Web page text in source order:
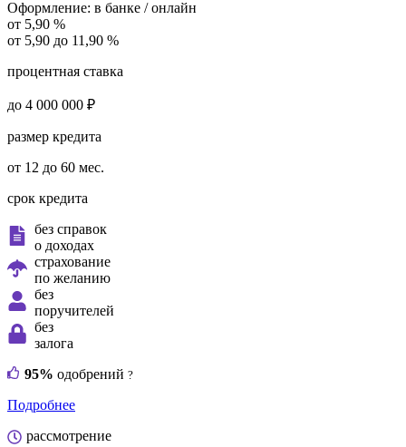
Оформление: в банке / онлайн
от 5,90 %
от 5,90 до 11,90 %
процентная ставка
до 4 000 000 ₽
размер кредита
от 12 до 60 мес.
срок кредита
без справок
о доходах
страхование
по желанию
без
поручителей
без
залога
95% одобрений ?
Подробнее
рассмотрение